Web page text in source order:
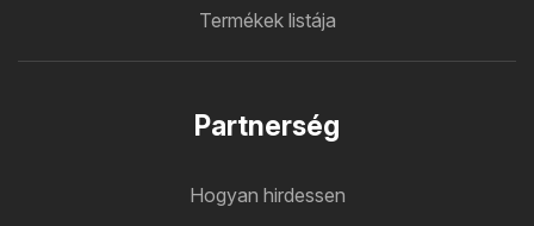
Termékek listája
Partnerség
Hogyan hirdessen